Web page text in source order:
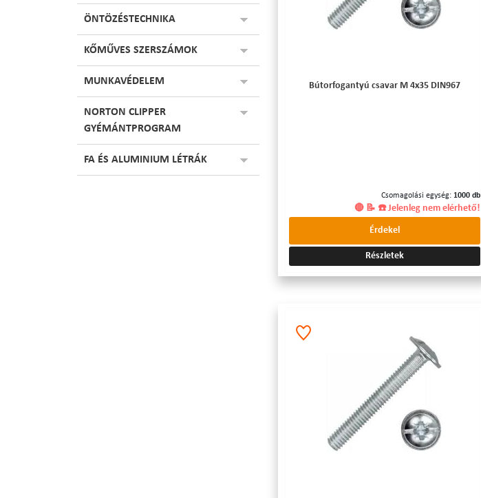
ÖNTÖZÉSTECHNIKA
KŐMŰVES SZERSZÁMOK
MUNKAVÉDELEM
NORTON CLIPPER
GYÉMÁNTPROGRAM
FA ÉS ALUMINIUM LÉTRÁK
Bútorfogantyú csavar M 4x35 DIN967
Csomagolási egység: 1000 db
🔴 📝 ☎️ Jelenleg nem elérhető!
Érdekel
Részletek